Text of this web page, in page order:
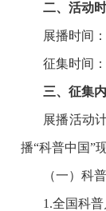
二、活动
展播时间
征集时间
三、征集
展播活动
播“科普中国”
（一）科
1.全国科